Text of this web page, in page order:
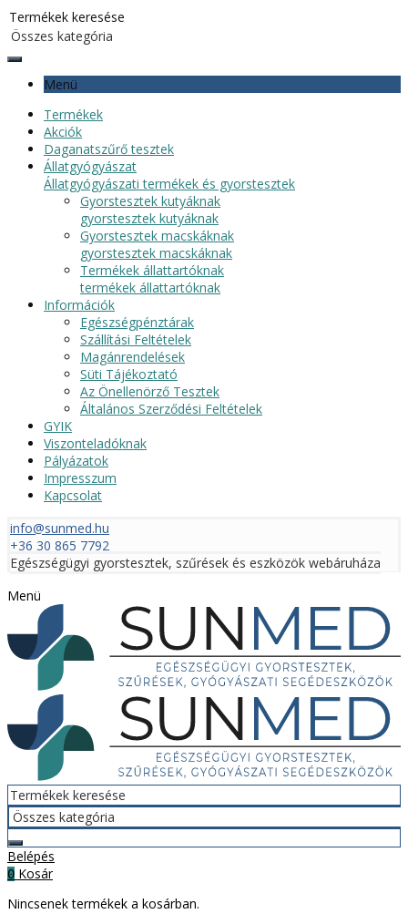
Menü
Termékek
Akciók
Daganatszűrő tesztek
Állatgyógyászat
Állatgyógyászati termékek és gyorstesztek
Gyorstesztek kutyáknak
gyorstesztek kutyáknak
Gyorstesztek macskáknak
gyorstesztek macskáknak
Termékek állattartóknak
termékek állattartóknak
Információk
Egészségpénztárak
Szállítási Feltételek
Magánrendelések
Süti Tájékoztató
Az Önellenörző Tesztek
Általános Szerződési Feltételek
GYIK
Viszonteladóknak
Pályázatok
Impresszum
Kapcsolat
info@sunmed.hu
+36 30 865 7792
Egészségügyi gyorstesztek, szűrések és eszközök webáruháza
Menü
Belépés
0 Kosár
Nincsenek termékek a kosárban.